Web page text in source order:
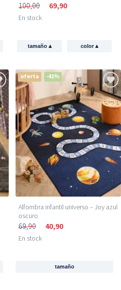
100,00 69,90
En stock
tamaño ▴ color▴
oferta -41%
Alfombra infantil universo – Joy azul
oscuro
69,90 40,90
En stock
tamaño